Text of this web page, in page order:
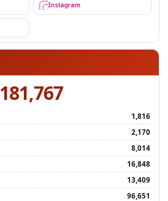
Instagram
181,767
1,816
2,170
8,014
16,848
13,409
96,651